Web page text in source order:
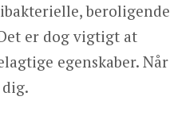
beroligende
er dog vigtigt at
egenskaber. Når